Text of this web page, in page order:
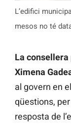
L’edifici
mesos no té
La consellera
Ximena
al govern en
qüestions,
resposta de